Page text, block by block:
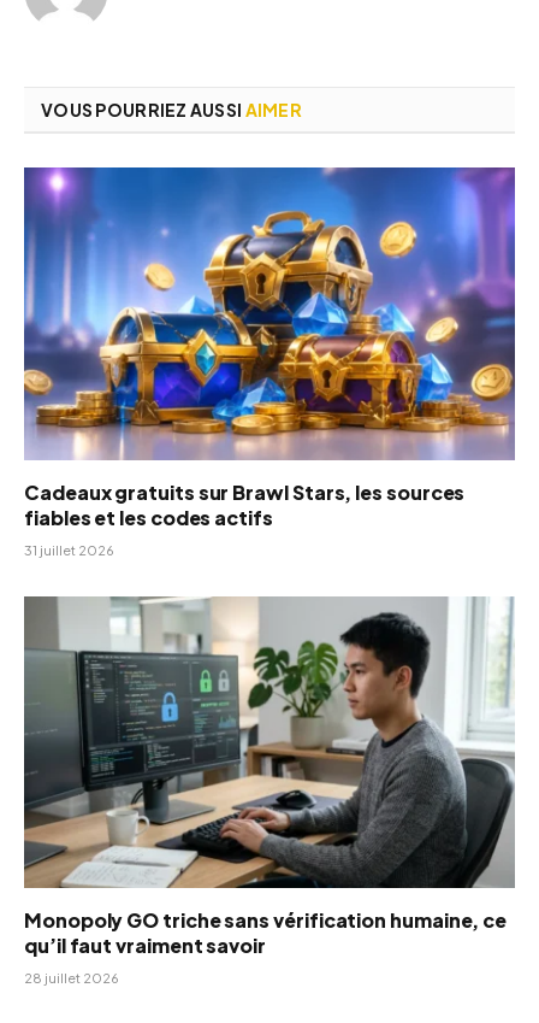
VOUS POURRIEZ AUSSI AIMER
Cadeaux gratuits sur Brawl Stars, les sources
fiables et les codes actifs
31 juillet 2026
Monopoly GO triche sans vérification humaine, ce
qu’il faut vraiment savoir
28 juillet 2026